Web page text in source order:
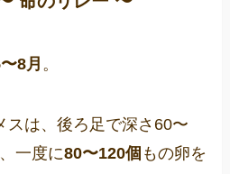
8月 。
スは、後ろ足で深さ60〜
一度に80〜120個 もの卵を